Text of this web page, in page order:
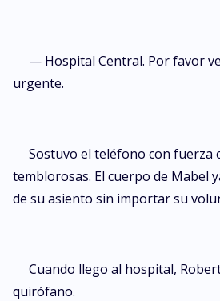
— Hospital Central. Por favor
urgente.
Sostuvo el teléfono con fuerza
temblorosas. El cuerpo de Mabel
de su asiento sin importar su
Cuando llego al hospital,
quirófano.